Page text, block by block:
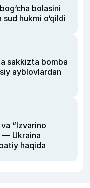
bolasini
hukmi o‘qildi
sakkizta bomba
ayblovlardan
“Izvarino
— Ukraina
haqida